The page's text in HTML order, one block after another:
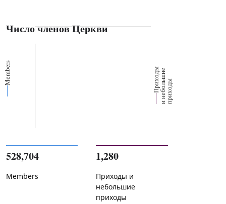
Число членов Церкви
Members П
р
их
о
д
ы
и
н
е
б
о
ль
ш
ие
п
р
и
х
о
ды
528,704
Members
1,280
Приходы и
небольшие
приходы